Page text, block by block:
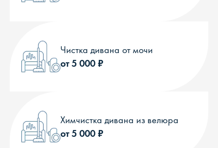
Чистка дивана от мочи
от 5 000 ₽
Химчистка дивана из велюра
от 5 000 ₽